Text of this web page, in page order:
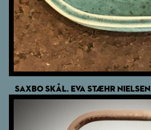
SAXBO SKÅL. EVA STÆHR NIELSEN